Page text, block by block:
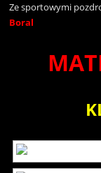
Ze sportowymi
Boral